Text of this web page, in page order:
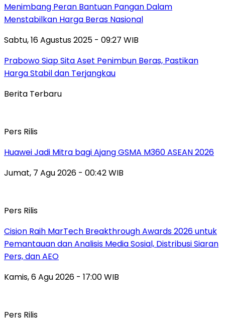
Menimbang Peran Bantuan Pangan Dalam
Menstabilkan Harga Beras Nasional
Sabtu, 16 Agustus 2025 - 09:27 WIB
Prabowo Siap Sita Aset Penimbun Beras, Pastikan
Harga Stabil dan Terjangkau
Berita Terbaru
Pers Rilis
Huawei Jadi Mitra bagi Ajang GSMA M360 ASEAN 2026
Jumat, 7 Agu 2026 - 00:42 WIB
Pers Rilis
Cision Raih MarTech Breakthrough Awards 2026 untuk
Pemantauan dan Analisis Media Sosial, Distribusi Siaran
Pers, dan AEO
Kamis, 6 Agu 2026 - 17:00 WIB
Pers Rilis